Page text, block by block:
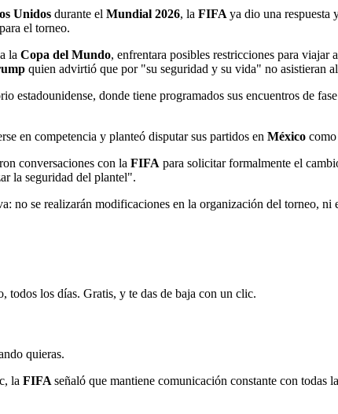
Unidos durante el Mundial 2026, la FIFA ya dio una respuesta
el torneo.
la Copa del Mundo, enfrentara posibles restricciones para viajar a
quien advirtió que por "su seguridad y su vida" no asistieran al
estadounidense, donde tiene programados sus encuentros de
en competencia y planteó disputar sus partidos en México como
conversaciones con la FIFA para solicitar formalmente el
la seguridad del plantel".
se realizarán modificaciones en la organización del torneo, ni
los días. Gratis, y te das de baja con un clic.
quieras.
la FIFA señaló que mantiene comunicación constante con todas